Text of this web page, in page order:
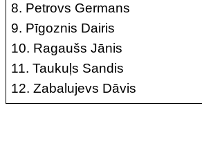
8. Petrovs Germans
9. Pīgoznis Dairis
10. Ragaušs Jānis
11. Taukuļs Sandis
12. Zabalujevs Dāvis